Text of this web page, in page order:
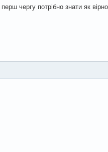
чергу потрібно знати як